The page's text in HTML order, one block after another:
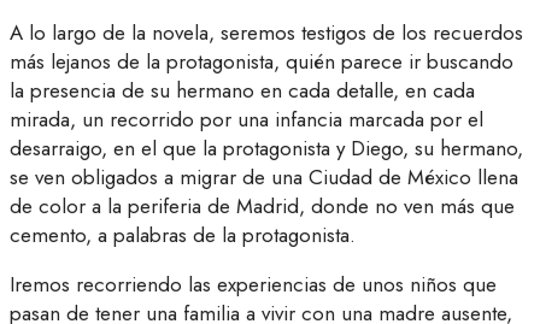
A lo largo de la novela, seremos testigos de los recuerdos
más lejanos de la protagonista, quién parece ir buscando
la presencia de su hermano en cada detalle, en cada
mirada, un recorrido por una infancia marcada por el
desarraigo, en el que la protagonista y Diego, su hermano,
se ven obligados a migrar de una Ciudad de México llena
de color a la periferia de Madrid, donde no ven más que
cemento, a palabras de la protagonista.
Iremos recorriendo las experiencias de unos niños que
pasan de tener una familia a vivir con una madre ausente,